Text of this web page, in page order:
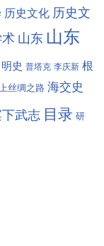
历史文化 历史文
山东 山东
明史 普塔克 李庆新 根
丝绸之路 海交史
武志 目录 研